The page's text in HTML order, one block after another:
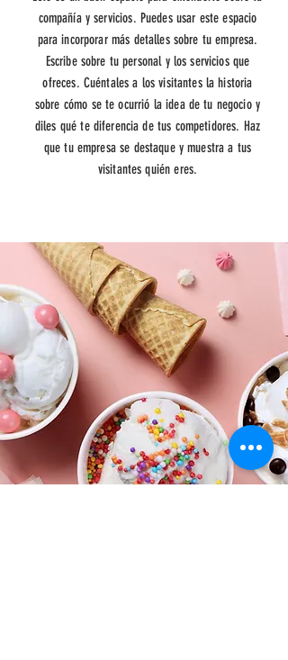
compañía y servicios. Puedes usar este espacio
para incorporar más detalles sobre tu empresa.
Escribe sobre tu personal y los servicios que
ofreces. Cuéntales a los visitantes la historia
sobre cómo se te ocurrió la idea de tu negocio y
diles qué te diferencia de tus competidores. Haz
que tu empresa se destaque y muestra a tus
visitantes quién eres.